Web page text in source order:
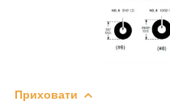
Приховати